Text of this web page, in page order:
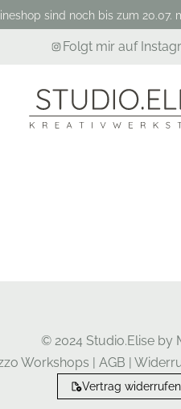
sind noch bis zum
Folgt mir auf
© 2024 Studio.Elise by
Workshops | AGB |
Vertrag widerrufen